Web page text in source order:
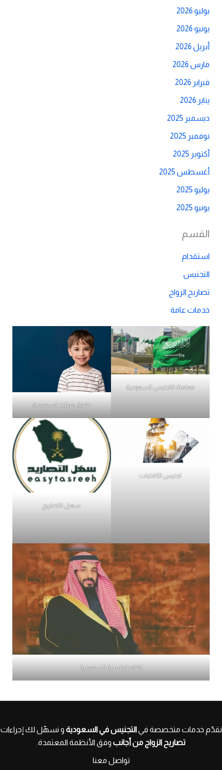
يوليو 2026
يونيو 2026
أبريل 2026
مارس 2026
فبراير 2026
يناير 2026
ديسمبر 2025
نوفمبر 2025
أكتوبر 2025
أغسطس 2025
يوليو 2025
يونيو 2025
القسم
استقدام
التجنيس
تصاريح الزواج
خدمات عامة
معاملة التجنيس السعودية
حقوق مواليد السعودية
تجنيس الكفاءات
سهل التصاريح
نظام الجنسية السعودية
نقدّم خدمات متخصصة فيالتجنيس في السعودية و نسهّل لك إجراءات
تصاريح الزواج من أجانب وفق الأنظمة المعتمدة.
تواصل معنا